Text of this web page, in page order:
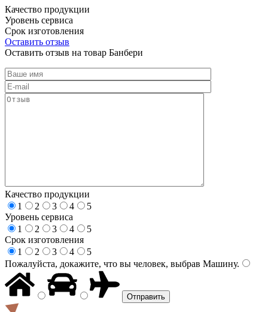
Качество продукции
Уровень сервиса
Срок изготовления
Оставить отзыв
Оставить отзыв на товар Банбери
Качество продукции
1
2 3 4
5
Уровень сервиса
1
2 3 4
5
Срок изготовления
1
2 3 4
5
Пожалуйста, докажите, что вы человек, выбрав Машину.